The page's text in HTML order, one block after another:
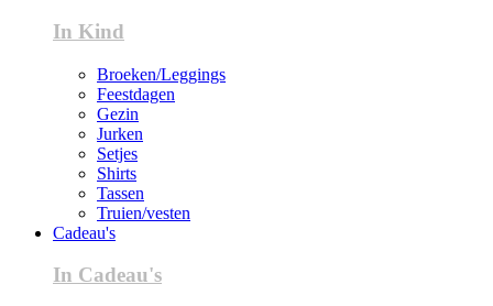
In Kind
Broeken/Leggings
Feestdagen
Gezin
Jurken
Setjes
Shirts
Tassen
Truien/vesten
Cadeau's
In Cadeau's